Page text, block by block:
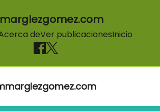
deVer publicacionesInicio